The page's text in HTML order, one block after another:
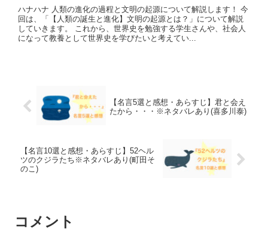
ハナハナ 人類の進化の過程と文明の起源について解説します！ 今
回は、「【人類の誕生と進化】文明の起源とは？」について解説
していきます。 これから、世界史を勉強する学生さんや、社会人
になって教養として世界史を学びたいと考えてい...
【名言5選と感想・あらすじ】君と会え
たから・・・※ネタバレあり(喜多川泰)
【名言10選と感想・あらすじ】52ヘル
ツのクジラたち※ネタバレあり(町田そ
のこ)
コメント